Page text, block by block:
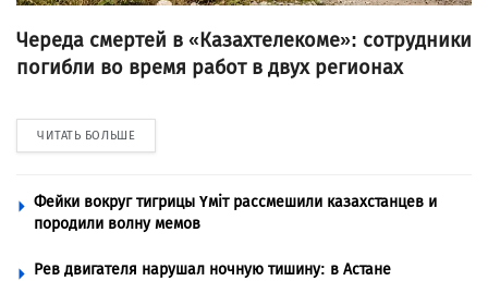
Череда смертей в «Казахтелекоме»: сотрудники
погибли во время работ в двух регионах
ЧИТАТЬ БОЛЬШЕ
Фейки вокруг тигрицы Үміт рассмешили казахстанцев и
породили волну мемов
Рев двигателя нарушал ночную тишину: в Астане